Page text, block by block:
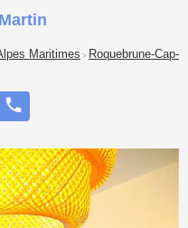
Maritimes > Roquebrune-Cap-